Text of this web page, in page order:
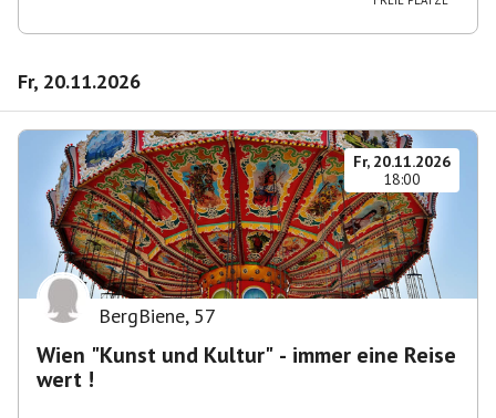
Fr, 20.11.2026
Fr, 20.11.2026
18:00
BergBiene, 57
Wien "Kunst und Kultur" - immer eine Reise
wert !